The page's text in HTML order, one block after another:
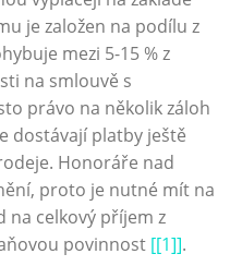
je založen na podílu z
mezi 5-15 % z
na smlouvě s
právo na několik záloh
dostávají platby ještě
Honoráře nad
proto je nutné mít na
na celkový příjem z
povinnost [[1]].